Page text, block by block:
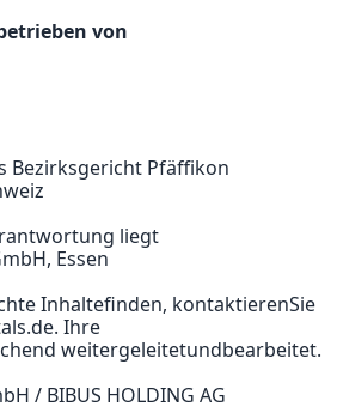
von
Bezirksgericht Pfäffikon
liegt
Essen
Inhaltefinden, kontaktierenSie
. Ihre
weitergeleitetundbearbeitet.
/ BIBUS HOLDING AG